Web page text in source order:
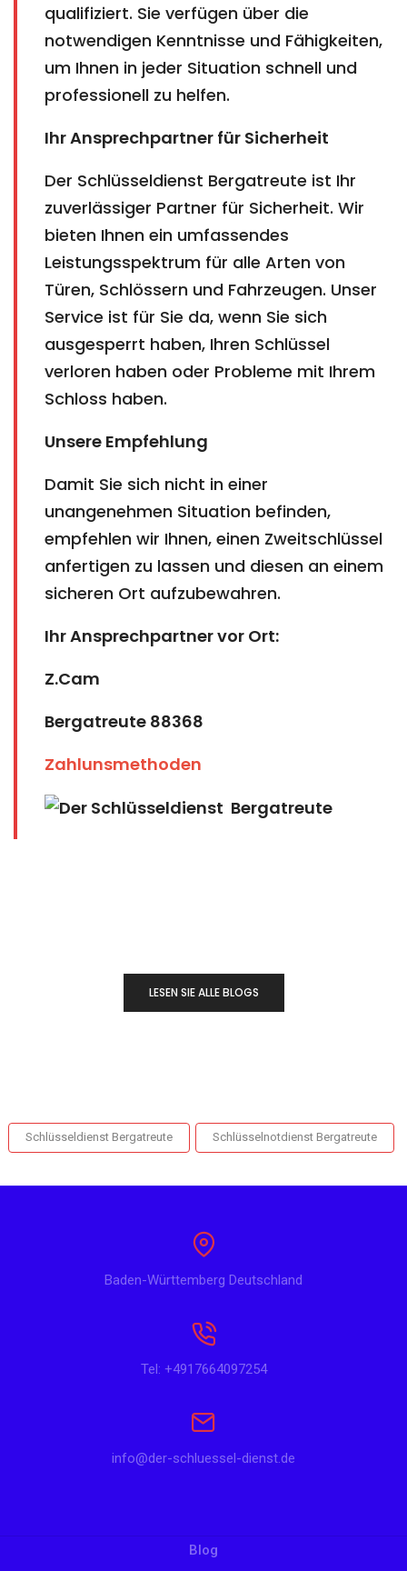
qualifiziert. Sie verfügen über die
notwendigen Kenntnisse und Fähigkeiten,
um Ihnen in jeder Situation schnell und
professionell zu helfen.
Ihr Ansprechpartner für Sicherheit
Der Schlüsseldienst Bergatreute ist Ihr
zuverlässiger Partner für Sicherheit. Wir
bieten Ihnen ein umfassendes
Leistungsspektrum für alle Arten von
Türen, Schlössern und Fahrzeugen. Unser
Service ist für Sie da, wenn Sie sich
ausgesperrt haben, Ihren Schlüssel
verloren haben oder Probleme mit Ihrem
Schloss haben.
Unsere Empfehlung
Damit Sie sich nicht in einer
unangenehmen Situation befinden,
empfehlen wir Ihnen, einen Zweitschlüssel
anfertigen zu lassen und diesen an einem
sicheren Ort aufzubewahren.
Ihr Ansprechpartner vor Ort:
Z.Cam
Bergatreute 88368
Zahlunsmethoden
LESEN SIE ALLE BLOGS
Schlüsseldienst Bergatreute Schlüsselnotdienst Bergatreute
Baden-Württemberg Deutschland
Tel: +4917664097254
info@der-schluessel-dienst.de
Blog